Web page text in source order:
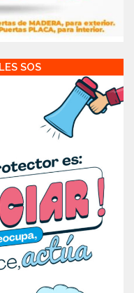
SOS